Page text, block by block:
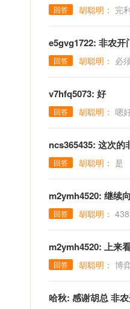
回答 胡聪明： 完
e5gvg1722: 非农开
回答 胡聪明： 必
v7hfq5073: 好
回答 胡聪明： 嗯
ncs365435: 这次的
回答 胡聪明： 是
m2ymh4520: 继续
回答 胡聪明：
m2ymh4520: 上来
回答 胡聪明： 博
哈秋: 感谢胡总 非